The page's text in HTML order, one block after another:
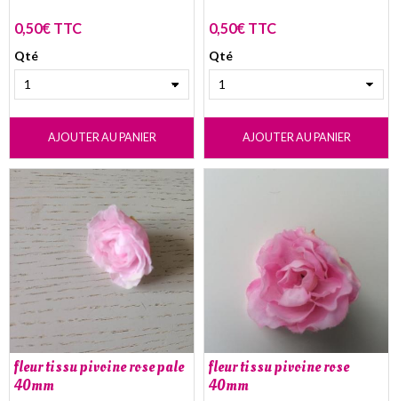
0,50€ TTC
Qté
AJOUTER AU PANIER
0,50€ TTC
Qté
AJOUTER AU PANIER
fleur tissu pivoine rose pale
40mm
fleur tissu pivoine rose
40mm